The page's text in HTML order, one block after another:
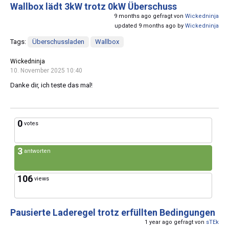
Wallbox lädt 3kW trotz 0kW Überschuss
9 months ago gefragt von Wickedninja
updated 9 months ago by Wickedninja
Tags: Überschussladen Wallbox
Wickedninja
10. November 2025 10:40
Danke dir, ich teste das mal!
0 votes
3 antworten
106 views
Pausierte Laderegel trotz erfüllten Bedingungen
1 year ago gefragt von sTEk